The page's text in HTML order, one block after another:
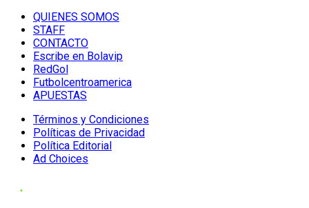
QUIENES SOMOS
STAFF
CONTACTO
Escribe en Bolavip
RedGol
Futbolcentroamerica
APUESTAS
Términos y Condiciones
Políticas de Privacidad
Política Editorial
Ad Choices